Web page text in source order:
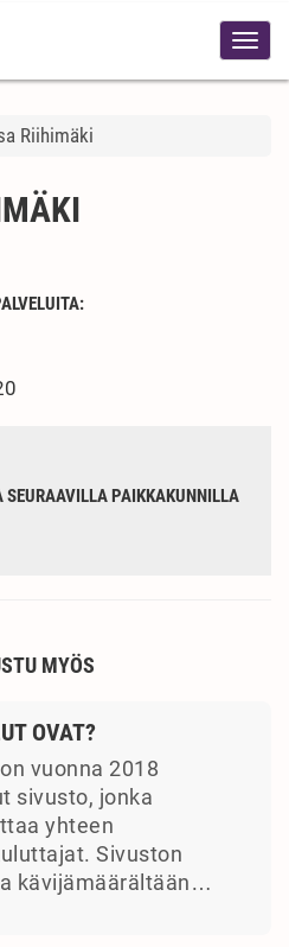
Riihimäki
SEURAAVILLA PAIKKAKUNNILLA
MYÖS
OVAT?
vuonna 2018
sivusto, jonka
yhteen
Sivuston
kävijämäärältään…